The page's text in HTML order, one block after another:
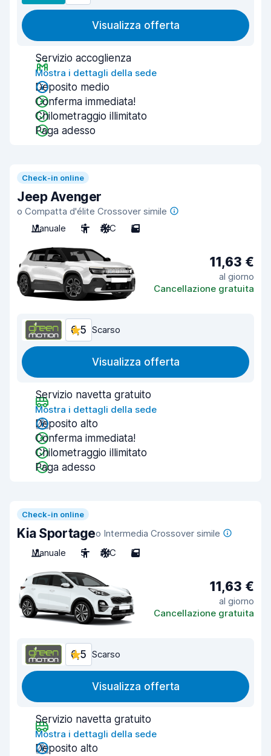
Visualizza offerta
Servizio accoglienza
Mostra i dettagli della sede
Deposito medio
Conferma immediata!
Chilometraggio illimitato
Paga adesso
Check-in online
Jeep Avenger
o Compatta d'élite Crossover simile
Manuale
5 A/C 5
11,63 €
al giorno
Cancellazione gratuita
6,5 Scarso
Visualizza offerta
Servizio navetta gratuito
Mostra i dettagli della sede
Deposito alto
Conferma immediata!
Chilometraggio illimitato
Paga adesso
Check-in online
Kia Sportageo Intermedia Crossover simile
Manuale
5 A/C 5
11,63 €
al giorno
Cancellazione gratuita
6,5 Scarso
Visualizza offerta
Servizio navetta gratuito
Mostra i dettagli della sede
Deposito alto